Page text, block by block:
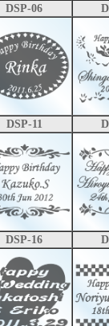
DSP-06
DSP-11
DSP-16